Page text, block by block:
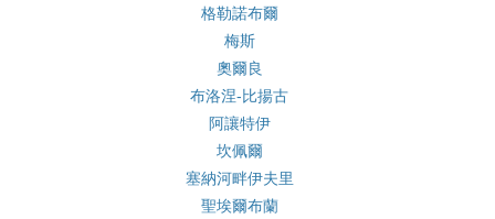
格勒諾布爾
梅斯
奧爾良
布洛涅-比揚古
阿讓特伊
坎佩爾
塞納河畔伊夫里
聖埃爾布蘭